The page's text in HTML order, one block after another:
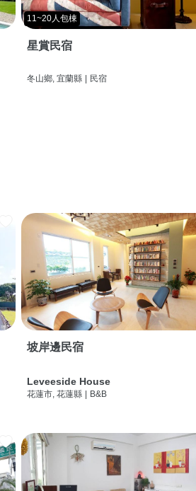
11~20人包棟
星賞民宿
冬山鄉, 宜蘭縣 | 民宿
坡岸邊民宿
Leveeside House
花蓮市, 花蓮縣 | B&B